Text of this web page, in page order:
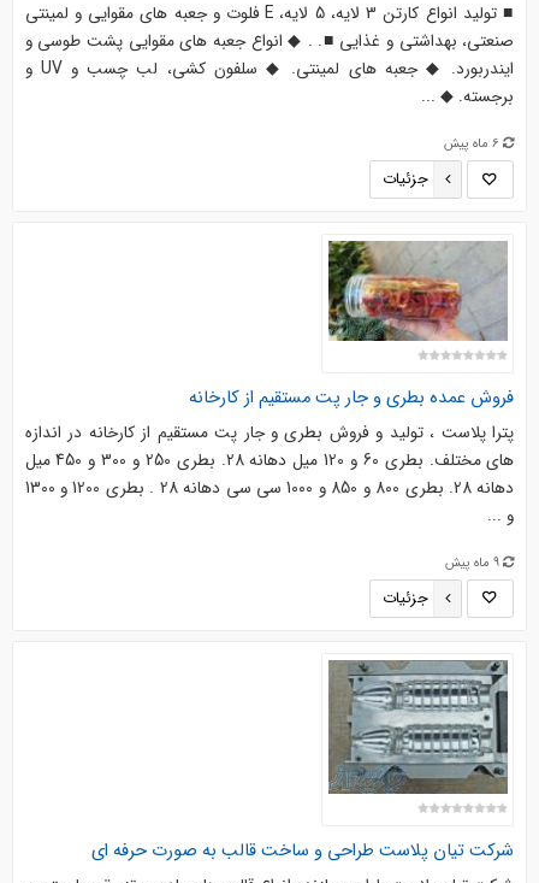
■ تولید انواع کارتن 3 لایه، 5 لایه، E فلوت و جعبه های مقوایی و لمینتی
صنعتی، بهداشتی و غذایی ■. . ◆ انواع جعبه های مقوایی پشت طوسی و
ایندربورد. ◆ جعبه های لمینتی. ◆ سلفون کشی، لب چسب و UV و
برجسته. ◆ ...
6 ماه پیش
جزئیات
فروش عمده بطری و جار پت مستقیم از کارخانه
پترا پلاست ، تولید و فروش بطری و جار پت مستقیم از کارخانه در اندازه
های مختلف. بطری 60 و 120 میل دهانه 28. بطری 250 و 300 و 450 میل
دهانه 28. بطری 800 و 850 و 1000 سی سی دهانه 28 . بطری 1200 و 1300
و ...
9 ماه پیش
جزئیات
شرکت تیان پلاست طراحی و ساخت قالب به صورت حرفه ای